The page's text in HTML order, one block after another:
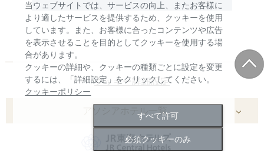
当ウェブサイトでは、サービスの向上、またお客様に
より適したサービスを提供するため、クッキーを使用
しています。また、お客様に合ったコンテンツや広告
を表示させることを目的としてクッキーを使用する場
合があります。
クッキーの詳細や、クッキーの種類ごとに設定を変更
するには、「詳細設定」をクリックしてください。
クッキーポリシー
すべて許可
必須クッキーのみ
クッキー詳細設定
アソシアホテル一覧
名古屋マリオットアソシアホテル